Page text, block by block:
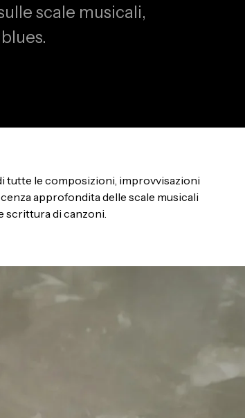
scale musicali,
tutte le composizioni, improvvisazioni
approfondita delle scale musicali
scrittura di canzoni.